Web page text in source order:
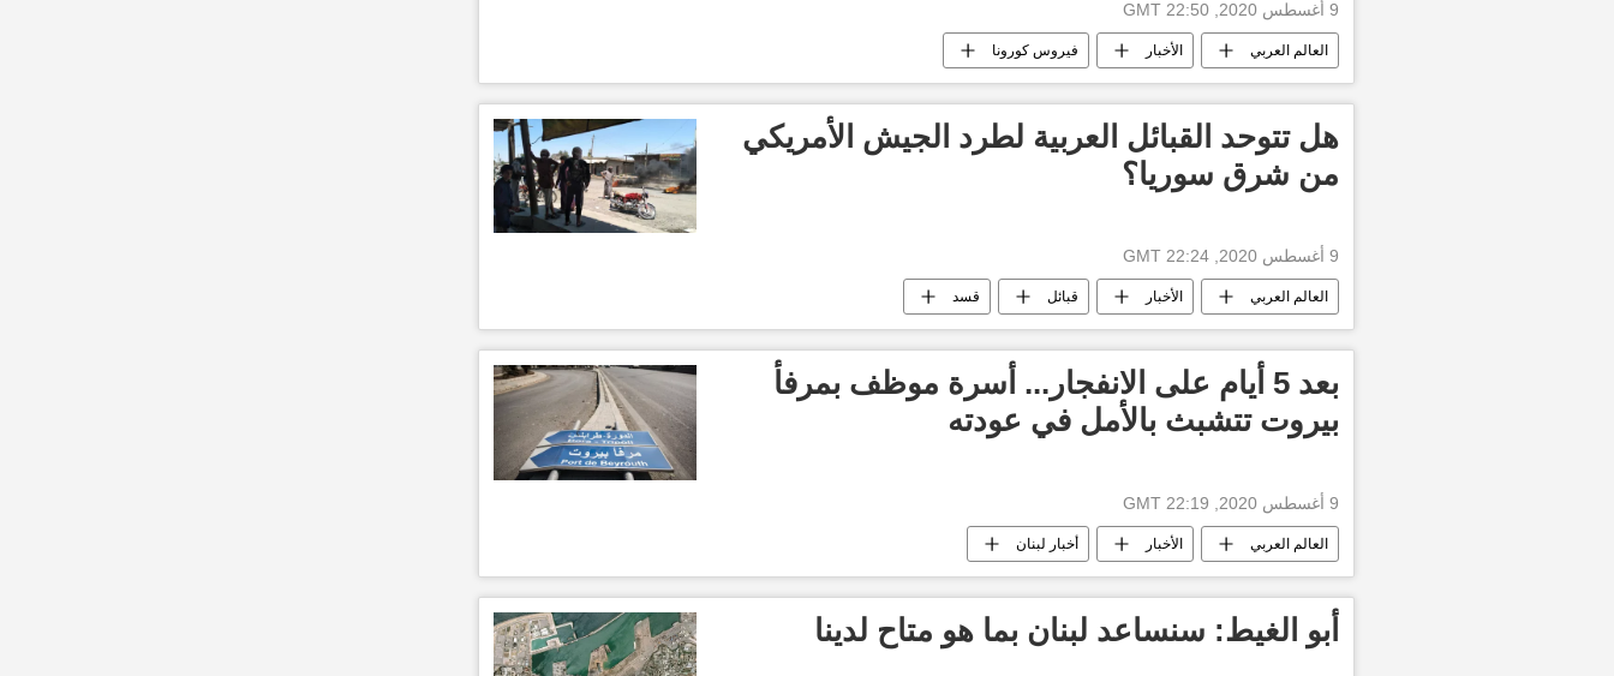
9 أغسطس 2020, 22:50 GMT
العالم العربي الأخبار فيروس كورونا
هل تتوحد القبائل العربية لطرد الجيش الأمريكي
من شرق سوريا؟
9 أغسطس 2020, 22:24 GMT
العالم العربي الأخبار قبائل قسد
بعد 5 أيام على الانفجار... أسرة موظف بمرفأ
بيروت تتشبث بالأمل في عودته
9 أغسطس 2020, 22:19 GMT
العالم العربي الأخبار أخبار لبنان
أبو الغيط: سنساعد لبنان بما هو متاح لدينا